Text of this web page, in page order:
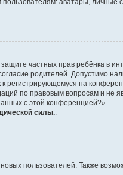
аватары, личные
частных прав ребёнка
родителей. Допустимо
регистрирующемуся на
по правовым вопросам и не
с этой конференцией?».
силы..
пользователей. Также